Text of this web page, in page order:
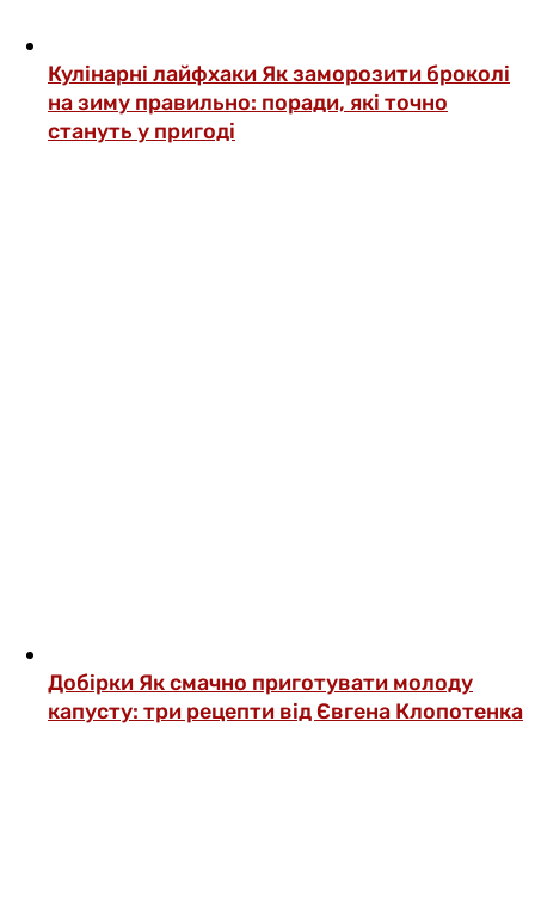
Кулінарні лайфхаки Як заморозити броколі
на зиму правильно: поради, які точно
стануть у пригоді
Добірки Як смачно приготувати молоду
капусту: три рецепти від Євгена Клопотенка